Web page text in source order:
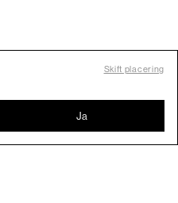
Skift placering
Ja